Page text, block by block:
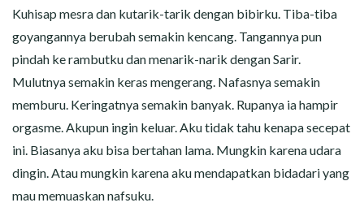
Kuhisap mesra dan kutarik-tarik dengan bibirku. Tiba-tiba
goyangannya berubah semakin kencang. Tangannya pun
pindah ke rambutku dan menarik-narik dengan Sarir.
Mulutnya semakin keras mengerang. Nafasnya semakin
memburu. Keringatnya semakin banyak. Rupanya ia hampir
orgasme. Akupun ingin keluar. Aku tidak tahu kenapa secepat
ini. Biasanya aku bisa bertahan lama. Mungkin karena udara
dingin. Atau mungkin karena aku mendapatkan bidadari yang
mau memuaskan nafsuku.